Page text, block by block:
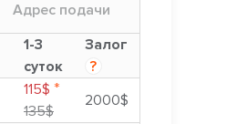
Адрес подачи
1-3
суток
Залог
?
115$ *
135$
2000$